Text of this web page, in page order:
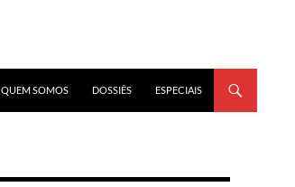
QUEM SOMOS
DOSSIÊS ESPECIAIS